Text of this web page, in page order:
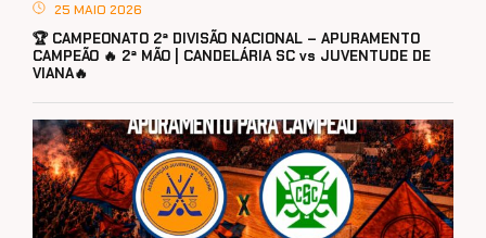
25 MAIO 2026
🏆 CAMPEONATO 2ª DIVISÃO NACIONAL – APURAMENTO
CAMPEÃO 🔥 2ª MÃO | CANDELÁRIA SC vs JUVENTUDE DE
VIANA🔥